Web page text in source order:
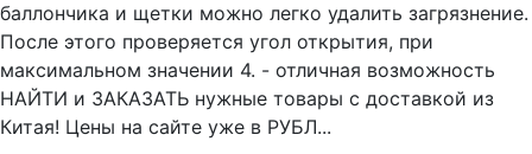
баллончика и щетки можно легко удалить загрязнение.
После этого проверяется угол открытия, при
максимальном значении 4. - отличная возможность
НАЙТИ и ЗАКАЗАТЬ нужные товары с доставкой из
Китая! Цены на сайте уже в РУБЛ...